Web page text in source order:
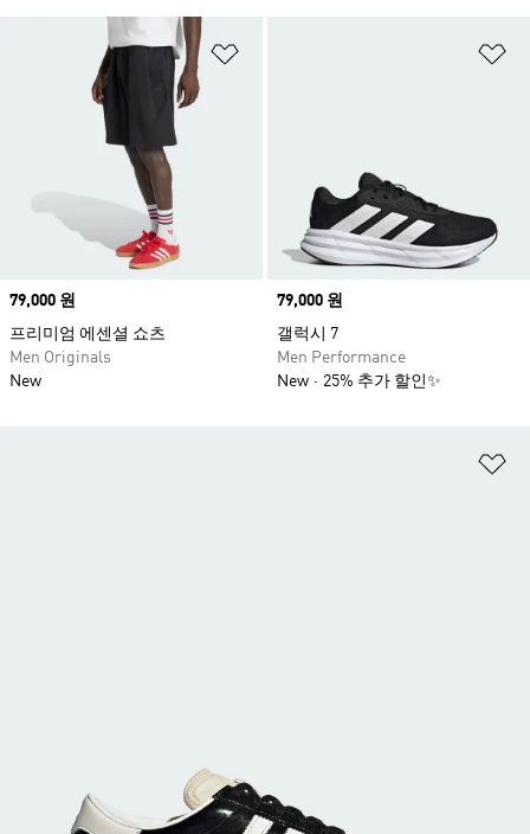
Price
79,000 원
프리미엄 에센셜 쇼츠
Men Originals
New
Price
79,000 원
갤럭시 7
Men Performance
New
25% 추가 할인✨